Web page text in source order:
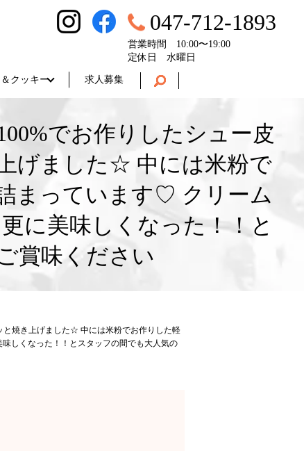
クッキー 求人募集
047-712-1893
営業時間 10:00〜19:00
定休日 水曜日
でお作りしたシュー皮
げました☆ 中には米粉で
まっています♡ クリーム
に美味しくなった！！と
賞味ください
と焼き上げました☆ 中には米粉でお作りした軽
しくなった！！とスタッフの間でも大人気の